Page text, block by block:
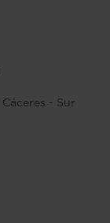
Cáceres - Sur